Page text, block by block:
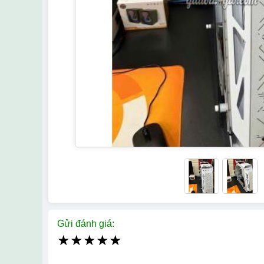
Gửi đánh giá:
★★★★★